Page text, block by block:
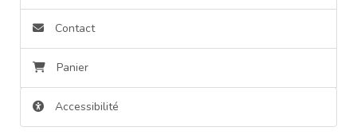
Contact
Panier
Accessibilité